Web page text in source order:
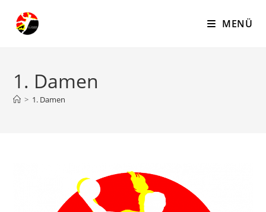
Inhalt
springen
MENÜ
1. Damen
> 1. Damen